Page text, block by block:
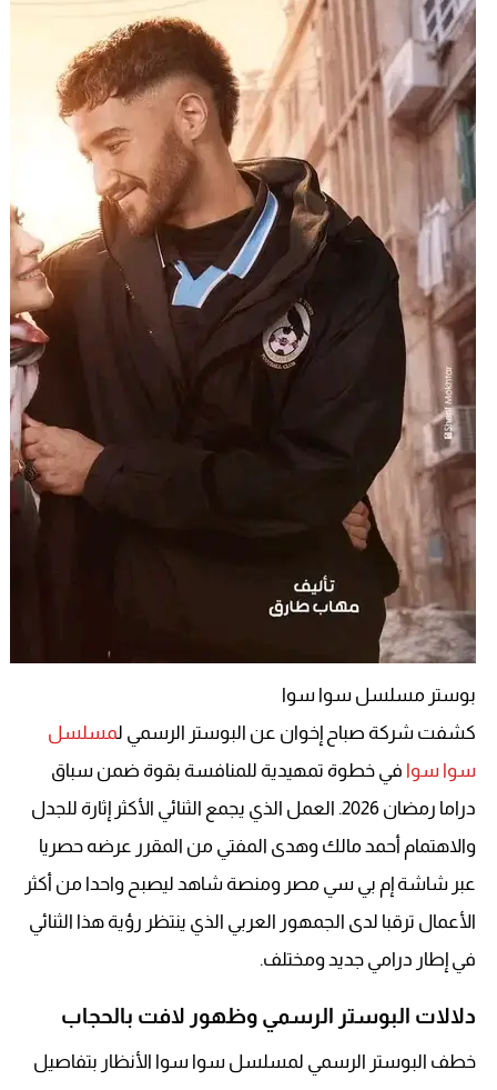
بوستر مسلسل سوا سوا
كشفت شركة صباح إخوان عن البوستر الرسمي لمسلسل
سوا سوا في خطوة تمهيدية للمنافسة بقوة ضمن سباق
دراما رمضان 2026. العمل الذي يجمع الثنائي الأكثر إثارة للجدل
والاهتمام أحمد مالك وهدى المفتي من المقرر عرضه حصريا
عبر شاشة إم بي سي مصر ومنصة شاهد ليصبح واحدا من أكثر
الأعمال ترقبا لدى الجمهور العربي الذي ينتظر رؤية هذا الثنائي
في إطار درامي جديد ومختلف.
دلالات البوستر الرسمي وظهور لافت بالحجاب
خطف البوستر الرسمي لمسلسل سوا سوا الأنظار بتفاصيل